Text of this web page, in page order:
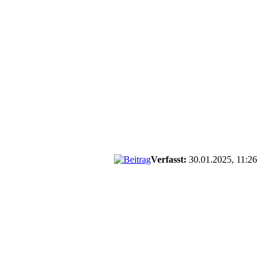
Verfasst: 30.01.2025, 11:26